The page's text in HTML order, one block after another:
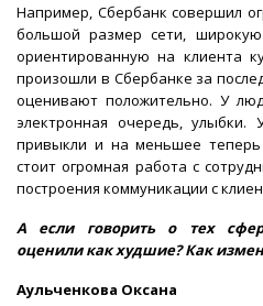
Например, Сбербанк совершил
большой размер сети,
ориентированную на клиента
произошли в Сбербанке за
оценивают положительно. У
электронная очередь, улыбки.
привыкли и на меньшее
стоит огромная работа с
построения коммуникации с
А если говорить о тех
оценили как худшие? Как
Аульченкова Оксана